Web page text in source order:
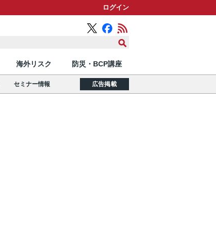
ログイン
海外リスク 防災・BCP講座
セミナー情報 広告掲載